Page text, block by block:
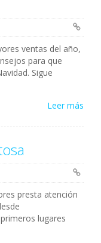
ventas del año,
para que
Sigue
Leer más
presta atención
lugares